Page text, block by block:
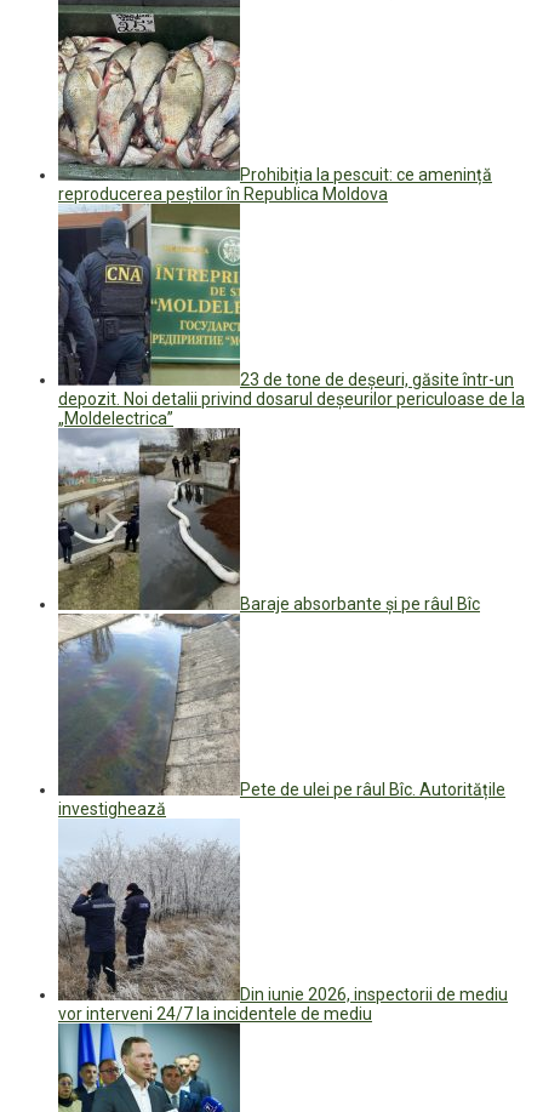
Prohibiția la pescuit: ce amenință
reproducerea peștilor în Republica Moldova
23 de tone de deșeuri, găsite într-un
depozit. Noi detalii privind dosarul deșeurilor periculoase de la
„Moldelectrica”
Baraje absorbante și pe râul Bîc
Pete de ulei pe râul Bîc. Autoritățile
investighează
Din iunie 2026, inspectorii de mediu
vor interveni 24/7 la incidentele de mediu